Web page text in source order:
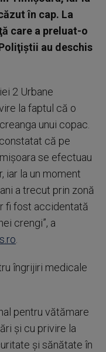
în cap. La
care a preluat-o
au deschis
2 Urbane
la faptul că o
unui copac.
că pe
se efectuau
iar la un moment
a trecut prin zonă
fi fost accidentată
crengi”, a
îngrijiri medicale
pentru vătămare
şi cu privire la
şi sănătate în